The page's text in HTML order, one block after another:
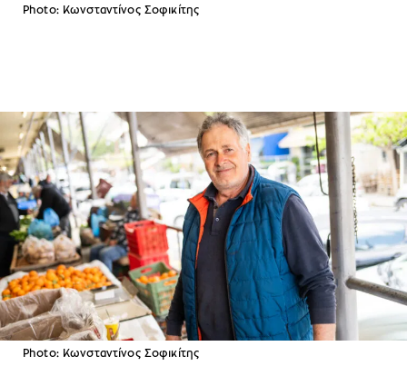
Photo: Κωνσταντίνος Σοφικίτης
Photo: Κωνσταντίνος Σοφικίτης